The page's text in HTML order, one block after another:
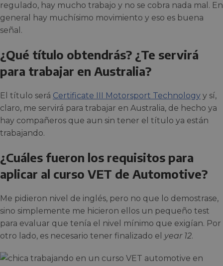
regulado, hay mucho trabajo y no se cobra nada mal. En
general hay muchísimo movimiento y eso es buena
señal.
¿Qué título obtendrás? ¿Te servirá
para trabajar en Australia?
El título será Certificate III Motorsport Technology y sí,
claro, me servirá para trabajar en Australia, de hecho ya
hay compañeros que aun sin tener el título ya están
trabajando.
¿Cuáles fueron los requisitos para
aplicar al curso VET de Automotive?
Me pidieron nivel de inglés, pero no que lo demostrase,
sino simplemente me hicieron ellos un pequeño test
para evaluar que tenía el nivel mínimo que exigían. Por
otro lado, es necesario tener finalizado el year 12.